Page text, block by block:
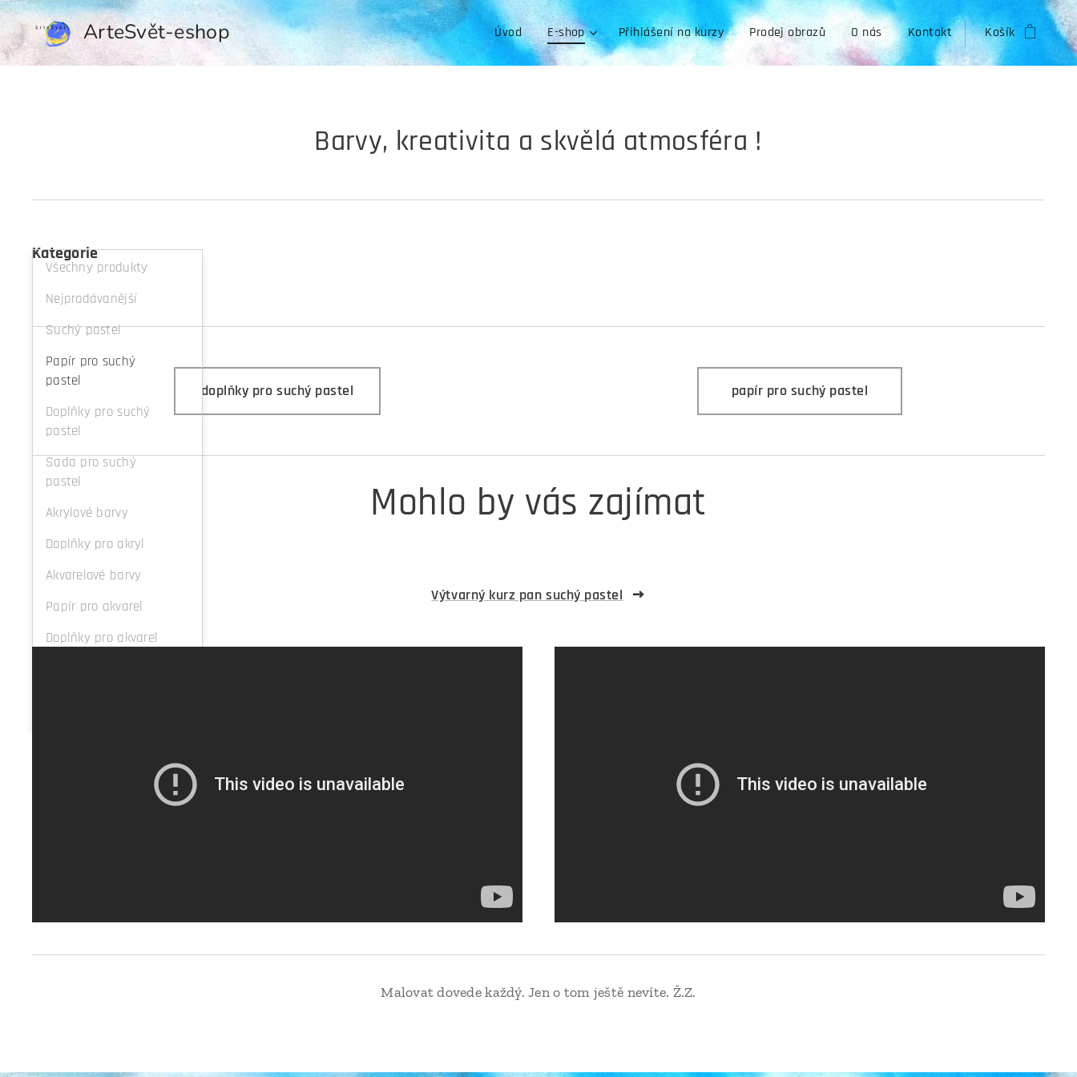
ArteSvět-eshop Úvod E-shop Přihlášení na kurzy Prodej obrazů O nás Kontakt Košík
Barvy, kreativita a skvělá atmosféra !
Kategorie
Všechny produkty
Nejprodávanější
Suchý pastel
Papír pro suchý
pastel
Doplňky pro suchý
pastel
Sada pro suchý
pastel
Akrylové barvy
Doplňky pro akryl
Akvarelové barvy
Papír pro akvarel
Doplňky pro akvarel
doplňky pro suchý pastel papír pro suchý pastel
Mohlo by vás zajímat
Výtvarný kurz pan suchý pastel
Malovat dovede každý. Jen o tom ještě nevíte. Ž.Z.